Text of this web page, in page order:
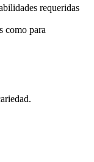
requeridas
como para